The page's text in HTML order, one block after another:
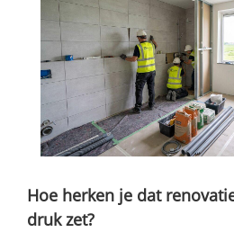
Hoe herken je dat
druk zet?